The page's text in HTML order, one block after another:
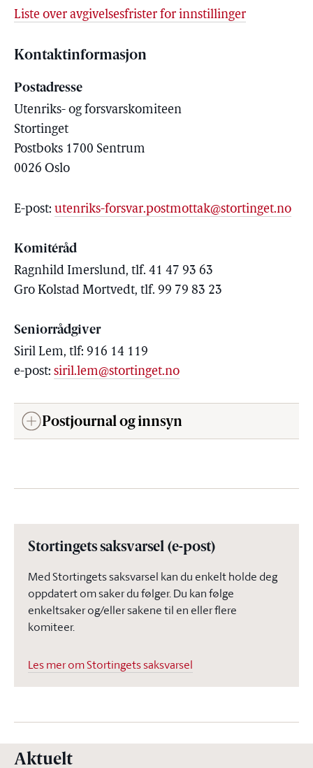
Liste over avgivelsesfrister for innstillinger
Kontaktinformasjon
Postadresse
Utenriks- og forsvarskomiteen
Stortinget
Postboks 1700 Sentrum
0026 Oslo
E-post: utenriks-forsvar.postmottak@stortinget.no
Komitéråd
Ragnhild Imerslund, tlf. 41 47 93 63
Gro Kolstad Mortvedt, tlf. 99 79 83 23
Seniorrådgiver
Siril Lem, tlf: 916 14 119
e-post: siril.lem@stortinget.no
Postjournal og innsyn
Stortingets saksvarsel (e-post)
Med Stortingets saksvarsel kan du enkelt holde deg
oppdatert om saker du følger. Du kan følge
enkeltsaker og/eller sakene til en eller flere
komiteer.
Les mer om Stortingets saksvarsel
Aktuelt